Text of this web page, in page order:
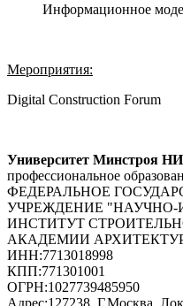
Информационное
Мероприятия:
Digital Construction Forum
Университет Минстроя
профессиональное
ФЕДЕРАЛЬНОЕ
УЧРЕЖДЕНИЕ
ИНСТИТУТ
АКАДЕМИИ
ИНН:7713018998
КПП:771301001
ОГРН:1027739485950
Адрес:127238, Г.Москва,